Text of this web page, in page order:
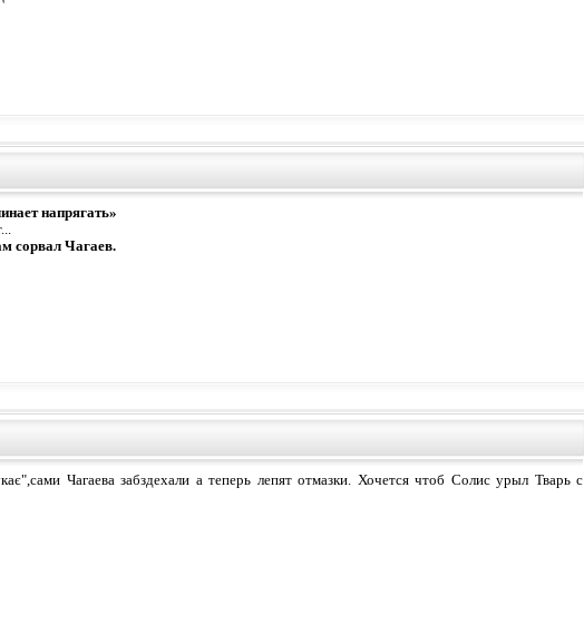
напрягать»
сорвал Чагаев.
Чагаева забздехали а теперь лепят отмазки. Хочется чтоб Солис урыл Тварь с